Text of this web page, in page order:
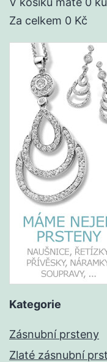
Za celkem 0 Kč
Kategorie
Zásnubní prsteny
Zlaté zásnubní